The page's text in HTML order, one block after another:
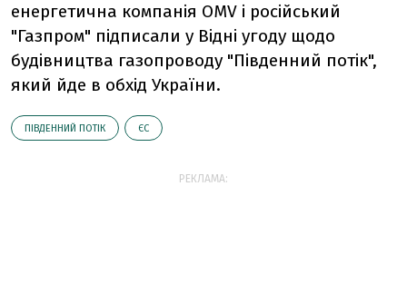
енергетична компанія OMV і російський
"Газпром" підписали у Відні угоду щодо
будівництва газопроводу "Південний потік",
який йде в обхід України.
ПІВДЕННИЙ ПОТІК ЄС
РЕКЛАМА: